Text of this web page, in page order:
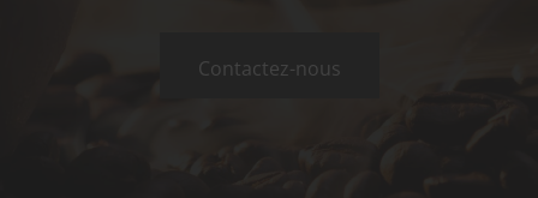
Contactez-nous